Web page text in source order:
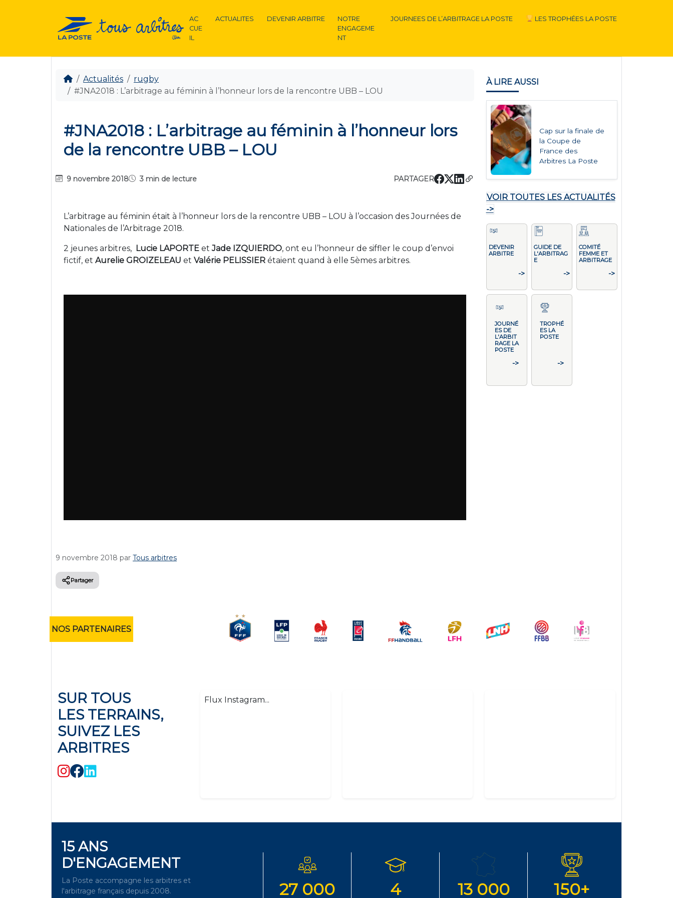
AC
CUE
IL
ACTUALITES DEVENIR ARBITRE
NOTRE
ENGAGEME
NT
JOURNEES DE L’ARBITRAGE LA POSTE LES TROPHÉES LA POSTE
Actualités
rugby
#JNA2018 : L’arbitrage au féminin à l’honneur lors de la rencontre UBB – LOU
#JNA2018 : L’arbitrage au féminin à l’honneur lors
de la rencontre UBB – LOU
9 novembre 2018 3 min de lecture PARTAGER
L’arbitrage au féminin était à l’honneur lors de la rencontre UBB – LOU à l’occasion des Journées de
Nationales de l’Arbitrage 2018.
2 jeunes arbitres, Lucie LAPORTE etJade IZQUIERDO, ont eu l’honneur de siffler le coup d’envoi
fictif, et Aurelie GROIZELEAU et Valérie PELISSIER étaient quand à elle 5èmes arbitres.
9 novembre 2018 par Tous arbitres
Partager
À LIRE AUSSI
Cap sur la finale de
la Coupe de
France des
Arbitres La Poste
VOIR TOUTES LES ACTUALITÉS
->
DEVENIR
ARBITRE
->
GUIDE DE
L'ARBITRAG
E
->
COMITÉ
FEMME ET
ARBITRAGE
->
JOURNÉ
ES DE
L'ARBIT
RAGE LA
POSTE
->
TROPHÉ
ES LA
POSTE
->
NOS PARTENAIRES
SUR TOUS
LES TERRAINS,
SUIVEZ LES
ARBITRES
Flux Instagram...
15 ANS
D'ENGAGEMENT
La Poste accompagne les arbitres et
l'arbitrage français depuis 2008.
27 000 4 13 000 150+